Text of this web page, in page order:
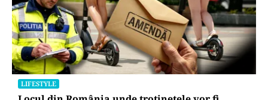
LIFESTYLE